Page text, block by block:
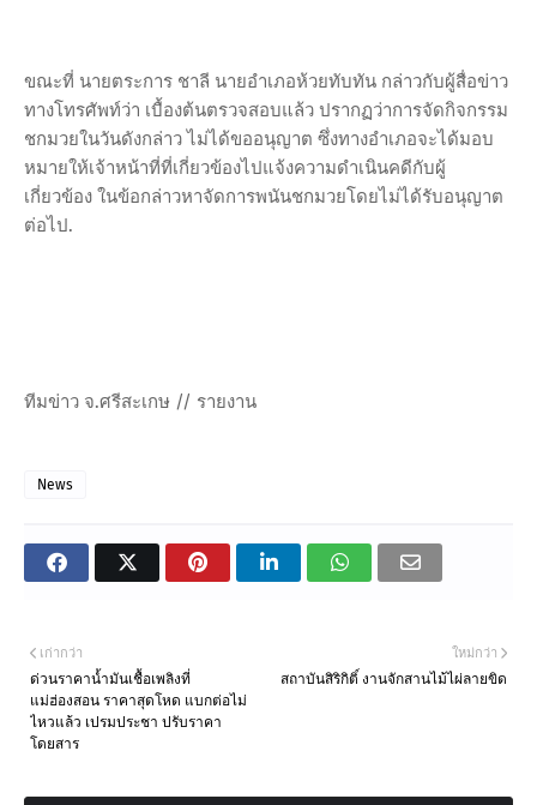
ขณะที่ นายตระการ ชาลี นายอำเภอห้วยทับทัน กล่าวกับผู้สื่อข่าว
ทางโทรศัพท์ว่า เบื้องต้นตรวจสอบแล้ว ปรากฏว่าการจัดกิจกรรม
ชกมวยในวันดังกล่าว ไม่ได้ขออนุญาต ซึ่งทางอำเภอจะได้มอบ
หมายให้เจ้าหน้าที่ที่เกี่ยวข้องไปแจ้งความดำเนินคดีกับผู้
เกี่ยวข้อง ในข้อกล่าวหาจัดการพนันชกมวยโดยไม่ได้รับอนุญาต
ต่อไป.
ทีมข่าว จ.ศรีสะเกษ // รายงาน
News
ใหม่กว่า
สถาบันสิริกิติ์ งานจักสานไม้ไผ่ลายขิด
เก่ากว่า
ด่วนราคาน้ำมันเชื้อเพลิงที่
แม่ฮ่องสอน ราคาสุดโหด แบกต่อไม่
ไหวแล้ว เปรมประชา ปรับราคา
โดยสาร